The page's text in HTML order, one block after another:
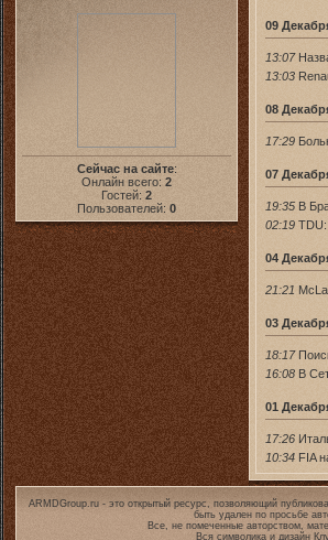
Сейчас на сайте:
Онлайн всего: 2
Гостей: 2
Пользователей: 0
09
13:07
13:03
08
17:29
07
19:35 В
02:19
04
21:21
03
18:17
16:08 В
01
17:26
10:34 FIA
ARMDGroup.ru - это открытый ресурс, позволяющий
быть удален по просьбе
Все, не помеченные авторством,
Вся символика и дизайн